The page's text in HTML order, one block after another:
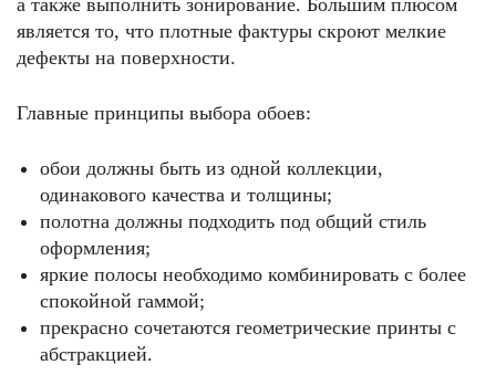
а также выполнить зонирование. Большим плюсом
является то, что плотные фактуры скроют мелкие
дефекты на поверхности.
Главные принципы выбора обоев:
обои должны быть из одной коллекции,
одинакового качества и толщины;
полотна должны подходить под общий стиль
оформления;
яркие полосы необходимо комбинировать с более
спокойной гаммой;
прекрасно сочетаются геометрические принты с
абстракцией.